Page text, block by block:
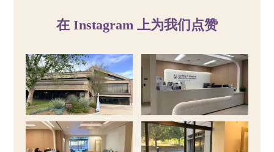
在 Instagram 上为我们点赞